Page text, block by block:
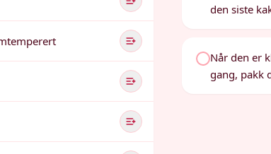
den siste
Når den er
gang, pakk